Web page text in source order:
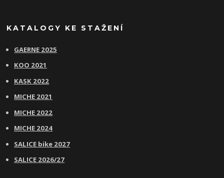
KATALOGY KE STAŽENÍ
GAERNE 2025
KOO 2021
KASK 2022
MICHE 2021
MICHE 2022
MICHE 2024
SALICE bike 2027
SALICE 2026/27